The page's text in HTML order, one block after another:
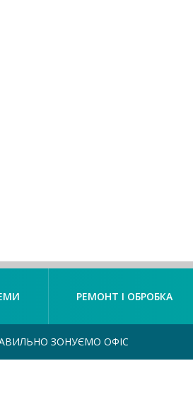
РЕМОНТ І ОБРОБКА
ЗОНУЄМО ОФІС